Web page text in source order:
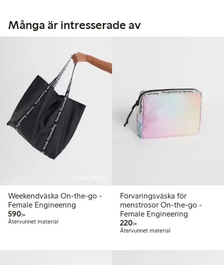
Många är intresserade av
Weekendväska On-the-go -
Female Engineering
590:-590,00 kr
Återvunnet material
Förvaringsväska för
menstrosor On-the-go -
Female Engineering
220:-220,00 kr
Återvunnet material